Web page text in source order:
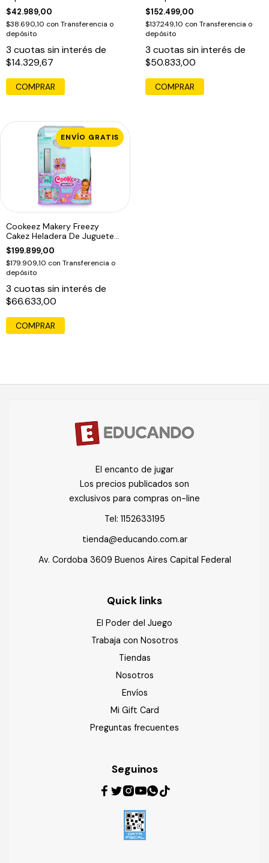
$42.989,00
$38.690,10 con Transferencia o
depósito
3 cuotas sin interés de
$14.329,67
COMPRAR
Favorita
$152.499,00
$137.249,10 con Transferencia o
depósito
3 cuotas sin interés de
$50.833,00
ENVÍO GRATIS
Cookeez Makery Freezy
Cakez Heladera De Juguete
Con Peluche
$199.899,00
$179.909,10 con Transferencia o
depósito
3 cuotas sin interés de
$66.633,00
COMPRAR
El encanto de jugar
Los precios publicados son
exclusivos para compras on-line
Tel: 1152633195
tienda@educando.com.ar
Av. Cordoba 3609 Buenos Aires Capital Federal
Quick links
El Poder del Juego
Trabaja con Nosotros
Tiendas
Nosotros
Envíos
Mi Gift Card
Preguntas frecuentes
Seguinos